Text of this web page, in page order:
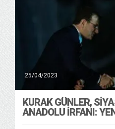
25/04/2023
KURAK GÜNLER,
ANADOLU İRFANI: